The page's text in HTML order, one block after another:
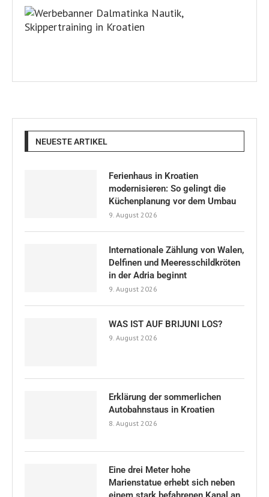
NEUESTE ARTIKEL
Ferienhaus in Kroatien
modernisieren: So gelingt die
Küchenplanung vor dem Umbau
9. August 2026
Internationale Zählung von Walen,
Delfinen und Meeresschildkröten
in der Adria beginnt
9. August 2026
WAS IST AUF BRIJUNI LOS?
9. August 2026
Erklärung der sommerlichen
Autobahnstaus in Kroatien
8. August 2026
Eine drei Meter hohe
Marienstatue erhebt sich neben